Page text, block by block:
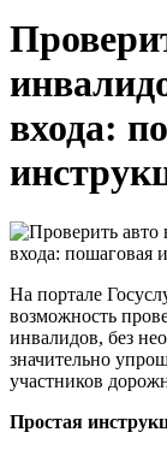
входа:
На портале
возможность
инвалидов, без
значительно
участников
Простая